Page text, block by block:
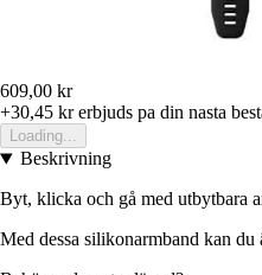
609,00 kr
+30,45 krerbjuds pa din nasta
Loading...
Beskrivning
Byt, klicka och gå med utbytbara
Med dessa silikonarmband kan